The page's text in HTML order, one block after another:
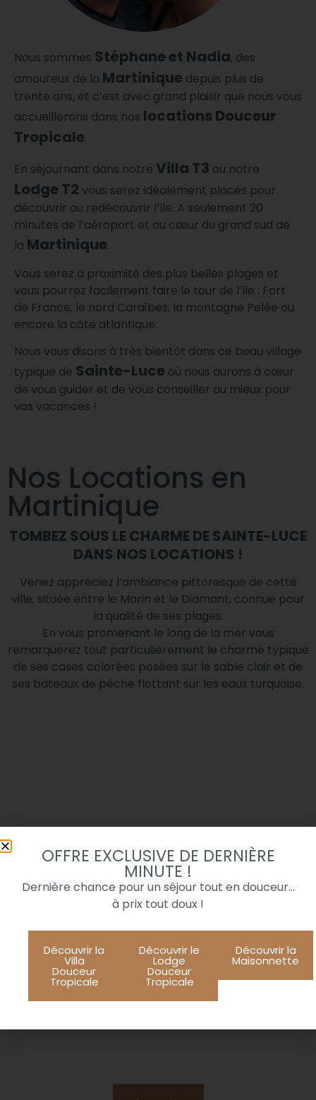
Nous sommes Stéphane et Nadia, des
amoureux de la Martinique depuis plus de
trente ans, et c’est avec grand plaisir que nous vous
accueillerons dans nos locations Douceur
Tropicale.
En séjournant dans notre Villa T3 ou notre
Lodge T2 vous serez idéalement placés pour
découvrir ou redécouvrir l’île. A seulement 20
minutes de l’aéroport et au cœur du grand sud de
la Martinique.
Vous serez à proximité des plus belles plages et
vous pourrez facilement faire le tour de l’île : Fort
de France, le nord Caraïbes, la montagne Pelée ou
encore la côte atlantique.
Nous vous disons à très bientôt dans ce beau village
typique de Sainte-Luce où nous aurons à cœur
de vous guider et de vous conseiller au mieux pour
vos vacances !
Nos Locations en
Martinique
TOMBEZ SOUS LE CHARME DE SAINTE-LUCE
DANS NOS LOCATIONS !
Venez appréciez l’ambiance pittoresque de cette
ville, située entre le Marin et le Diamant, connue pour
la qualité de ses plages.
En vous promenant le long de la mer vous
remarquerez tout particulièrement le charme typique
de ses cases colorées posées sur le sable clair et de
ses bateaux de pêche flottant sur les eaux turquoise.
Réservez maintenant
la Villa Douceur
Tropicale
OFFRE EXCLUSIVE DE DERNIÈRE
MINUTE !
Dernière chance pour un séjour tout en douceur…
à prix tout doux !
Découvrir la
Villa
Douceur
Tropicale
Découvrir le
Lodge
Douceur
Tropicale
Découvrir la
Maisonnette